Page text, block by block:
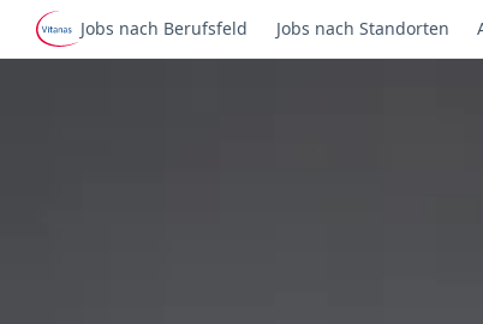
Jobs nach Berufsfeld Jobs nach Standorten